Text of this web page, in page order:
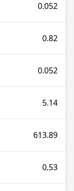
0.052
0.82
0.052
5.14
613.89
0.53